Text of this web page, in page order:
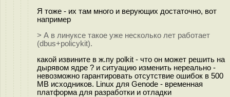
Я тоже - их там много и верующих достаточно, вот
например
> А в линуксе такое уже несколько лет работает
(dbus+policykit).
какой извините в ж.пу polkit - что он может решить на
дырявом ядре ? и ситуацию изменить нереально -
невозможно гарантировать отсутствие ошибок в 500
MB исходников. Linux для Genode - временная
платформа для разработки и отладки